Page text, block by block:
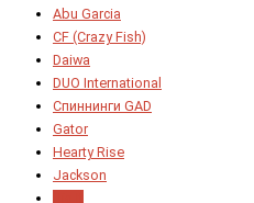
Abu Garcia
CF (Crazy Fish)
Daiwa
DUO International
Спиннинги GAD
Gator
Hearty Rise
Jackson